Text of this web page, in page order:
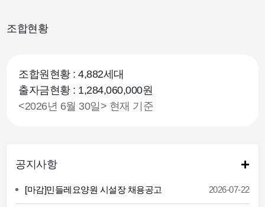
조합현황
조합원현황 : 4,882세대
출자금현황 : 1,284,060,000원
<2026년 6월 30일> 현재 기준
공지사항 +
[마감]민들레요양원 시설장 채용공고 2026-07-22